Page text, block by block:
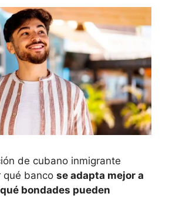
de cubano inmigrante
qué banco se adapta mejor a
bondades pueden